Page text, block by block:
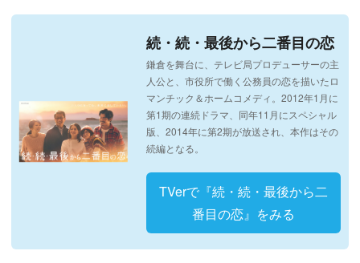
続・続・最後から二番目の恋
鎌倉を舞台に、テレビ局プロデューサーの主
人公と、市役所で働く公務員の恋を描いたロ
マンチック＆ホームコメディ。2012年1月に
第1期の連続ドラマ、同年11月にスペシャル
版、2014年に第2期が放送され、本作はその
続編となる。
TVerで『続・続・最後から二
番目の恋』をみる